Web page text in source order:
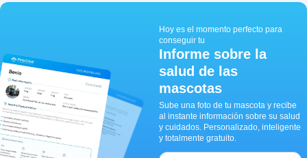
Hoy es el momento perfecto para
conseguir tu
Informe sobre la
salud de las
mascotas
Sube una foto de tu mascota y recibe
al instante información sobre su salud
y cuidados. Personalizado, inteligente
y totalmente gratuito.